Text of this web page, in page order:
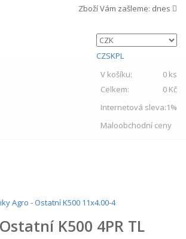
Zboží Vám zašleme: dnes
CZSKPL
V košíku:
0 ks
Celkem:
0 Kč
Internetová sleva:1%
Maloobchodní ceny
Agro -OstatníK500 11x4.00-4
K500 4PR TL